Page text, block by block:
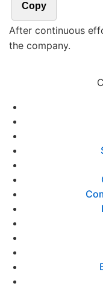
Copy
After continuous
the company.